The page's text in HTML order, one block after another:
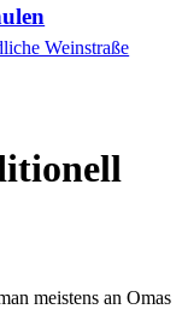
Weinstraße
meistens an Omas